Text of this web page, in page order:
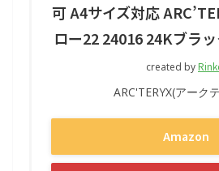
可 A4サイズ対応
ロー22 24016 24Kブラ
created by
ARC'TERYX(アーク
Amazon